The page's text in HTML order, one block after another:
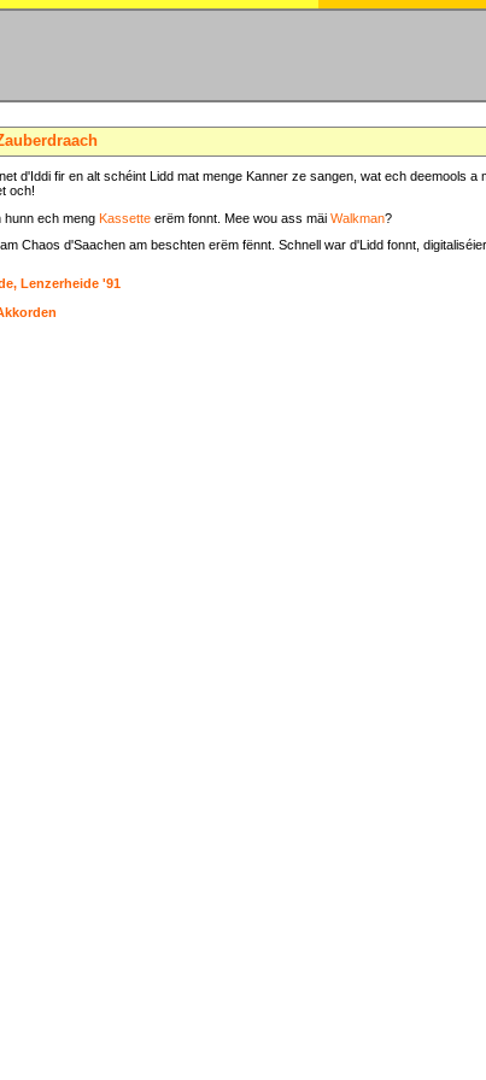
d'Iddi fir en alt schéint Lidd mat menge Kanner ze sangen, wat ech deemools
och!
hunn ech meng Kassette erëm fonnt. Mee wou ass mäi Walkman?
Chaos d'Saachen am beschten erëm fënnt. Schnell war d'Lidd fonnt,
Lenzerheide '91